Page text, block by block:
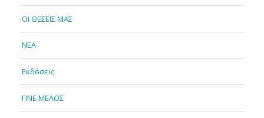
OI ΘΕΣΕΙΣ ΜΑΣ
NEA
Εκδόσεις
ΓΙΝΕ ΜΕΛΟΣ